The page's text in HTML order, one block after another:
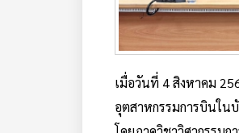
เมื่อวันที่ 4 สิงหาคม
อุตสาหกรรมการบินใน